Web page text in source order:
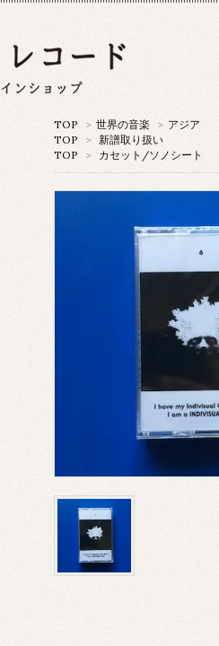
TOP > 世界の音楽 > アジア
TOP
> 新譜取り扱い
TOP
> カセット/ソノシート